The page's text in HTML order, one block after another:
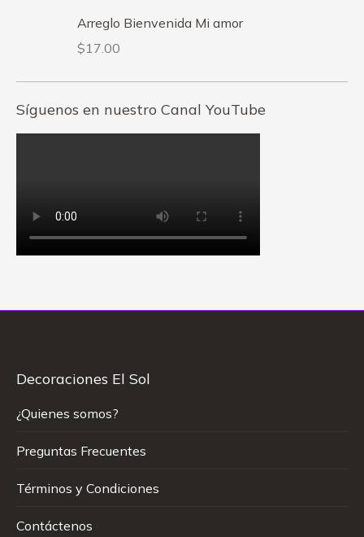
Arreglo Bienvenida Mi amor
$17.00
Síguenos en nuestro Canal YouTube
Decoraciones El Sol
¿Quienes somos?
Preguntas Frecuentes
Términos y Condiciones
Contáctenos